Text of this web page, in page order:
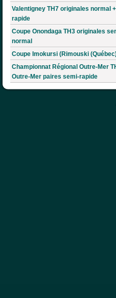
Valentigney TH7 originales normal
rapide
Coupe Onondaga TH3 originales
normal
Coupe Imokursi (Rimouski
Championnat Régional Outre-Mer
Outre-Mer paires semi-rapide